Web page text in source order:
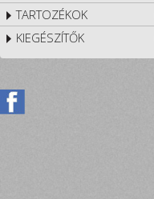
TARTOZÉKOK
KIEGÉSZÍTŐK